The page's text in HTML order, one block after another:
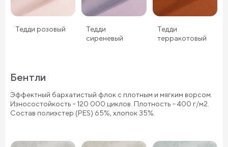
Тедди розовый
Тедди
сиреневый
Тедди
терракотовый
Бентли
Эффектный бархатистый флок с плотным и мягким ворсом.
Износостойкость - 120 000 циклов. Плотность - 400 г/м2.
Состав полиэстер (PES) 65%, хлопок 35%.